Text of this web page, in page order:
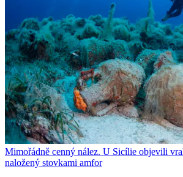
Mimořádně cenný nález. U Sicílie objevili
naložený stovkami amfor